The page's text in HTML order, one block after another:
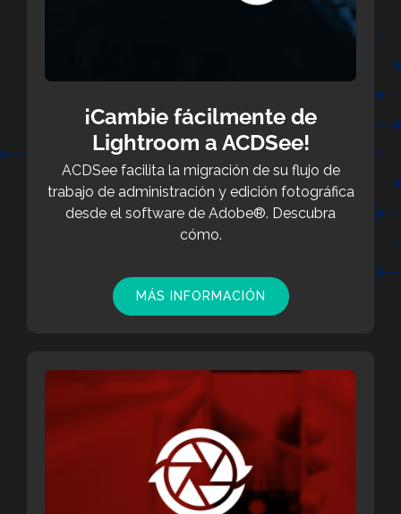
¡Cambie fácilmente de
Lightroom a ACDSee!
ACDSee facilita la migración de su flujo de
trabajo de administración y edición fotográfica
desde el software de Adobe®. Descubra
cómo.
MÁS INFORMACIÓN